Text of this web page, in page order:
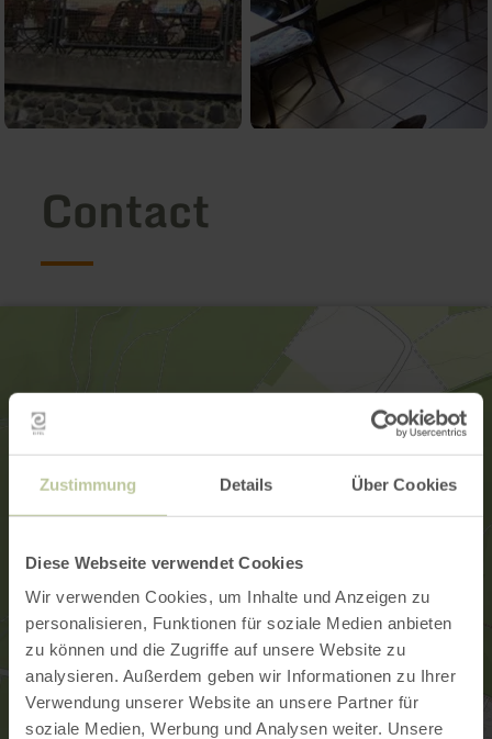
Zustimmung Details Über Cookies
Diese Webseite verwendet Cookies
Wir verwenden Cookies, um Inhalte und Anzeigen zu
personalisieren, Funktionen für soziale Medien anbieten
zu können und die Zugriffe auf unsere Website zu
analysieren. Außerdem geben wir Informationen zu Ihrer
Verwendung unserer Website an unsere Partner für
soziale Medien, Werbung und Analysen weiter. Unsere
Contact